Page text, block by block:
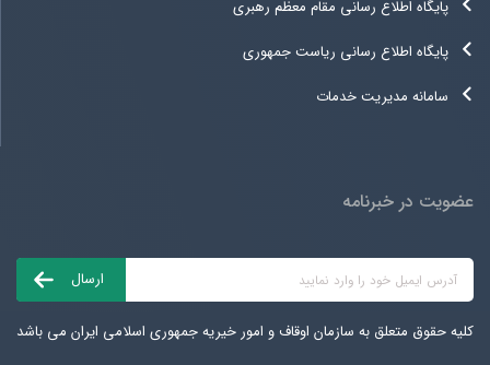
پایگاه اطلاع رسانی مقام معظم رهبری
پایگاه اطلاع رسانی ریاست جمهوری
سامانه مدیریت خدمات
عضویت در خبرنامه
کلیه حقوق متعلق به سازمان اوقاف و امور خیریه جمهوری اسلامی ایران می باشد